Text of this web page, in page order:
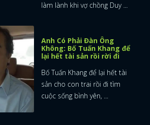
làm lành khi vợ chồng Duy ...
Anh Có Phải Đàn Ông
Không: Bố Tuấn Khang để
lại hết tài sản rồi rời đi
Bố Tuấn Khang để lại hết tài
sản cho con trai rồi đi tìm
cuộc sống bình yên, ...